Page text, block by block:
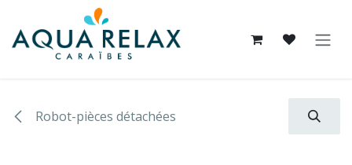
Se rendre au contenu
Robot-pièces détachées